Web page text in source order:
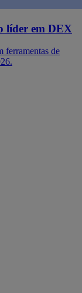
líder em DEX
ferramentas de